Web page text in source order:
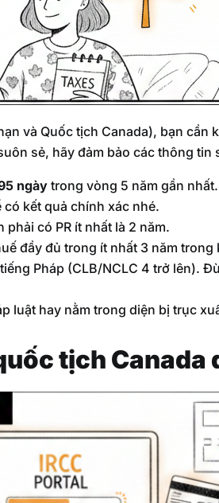
và Quốc tịch Canada), bạn cần
sẻ, hãy đảm bảo các thông tin
ngày trong vòng 5 năm gần
kết quả chính xác nhé.
có PR ít nhất là 2 năm.
đầy đủ trong ít nhất 3 năm
Pháp (CLB/NCLC 4 trở lên).
luật hay nằm trong diện bị trục
tịch Canada